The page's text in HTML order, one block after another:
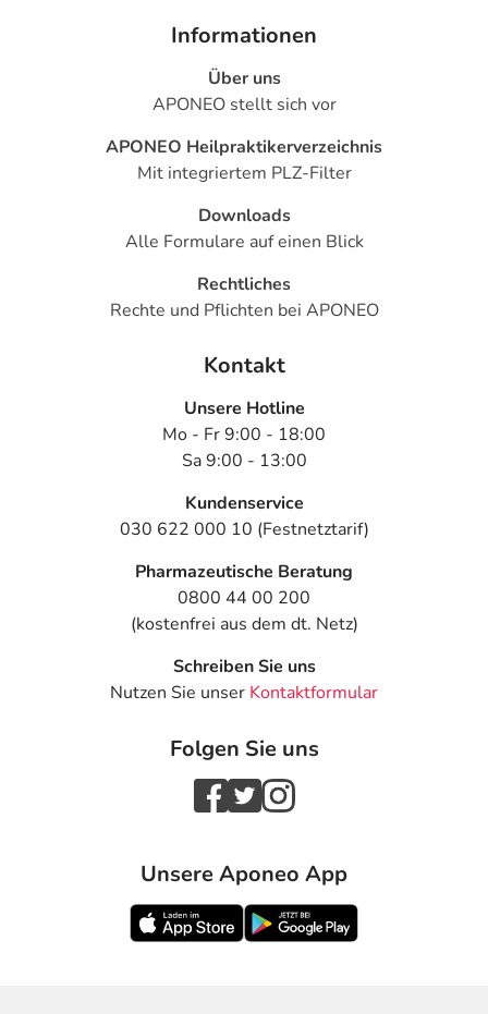
Informationen
Über uns
APONEO stellt sich vor
APONEO Heilpraktikerverzeichnis
Mit integriertem PLZ-Filter
Downloads
Alle Formulare auf einen Blick
Rechtliches
Rechte und Pflichten bei APONEO
Kontakt
Unsere Hotline
Mo - Fr 9:00 - 18:00
Sa 9:00 - 13:00
Kundenservice
030 622 000 10 (Festnetztarif)
Pharmazeutische Beratung
0800 44 00 200
(kostenfrei aus dem dt. Netz)
Schreiben Sie uns
Nutzen Sie unser Kontaktformular
Folgen Sie uns
Unsere Aponeo App